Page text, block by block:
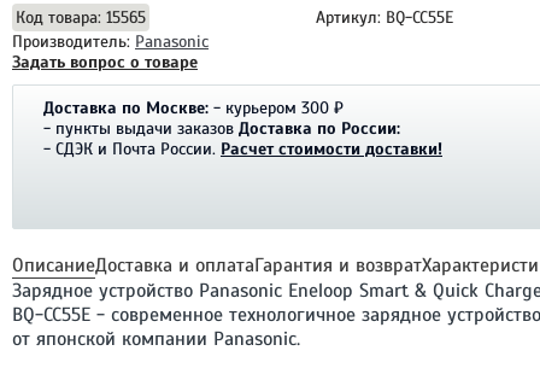
Код товара: 15565
Артикул: BQ-CC55E
Производитель: Panasonic
Задать вопрос о товаре
Доставка по Москве: - курьером 300 ₽
- пункты выдачи заказов Доставка по России:
- СДЭК и Почта России. Расчет стоимости доставки!
ОписаниеДоставка и оплатаГарантия и возврат
Зарядное устройство Panasonic Eneloop Smart & Quick
BQ-CC55E - современное технологичное зарядное устройство
от японской компании Panasonic.